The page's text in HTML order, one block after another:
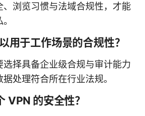
、浏览习惯与法域合规性，才能
用于工作场景的合规性？
选择具备企业级合规与审计能力
处理符合所在行业法规。
VPN 的安全性？